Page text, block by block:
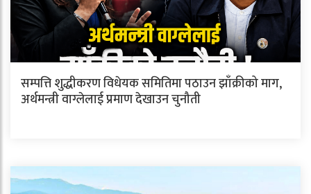
सम्पत्ति शुद्धीकरण विधेयक समितिमा पठाउन झाँक्रीको माग,
अर्थमन्त्री वाग्लेलाई प्रमाण देखाउन चुनौती